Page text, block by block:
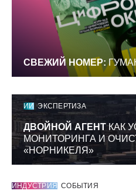
СВЕЖИЙ НОМЕР:
ИИ ЭКСПЕРТИЗА
ДВОЙНОЙ АГЕНТКАК
МОНИТОРИНГА И
«НОРНИКЕЛЯ»
ИНДУСТРИЯ СОБЫТИЯ